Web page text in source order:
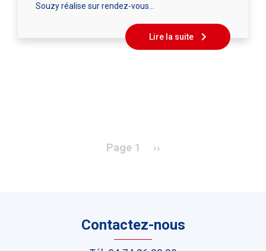
Souzy réalise sur rendez-vous…
Lire la suite
Page 1
Page
››
Contactez-nous